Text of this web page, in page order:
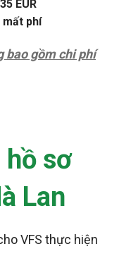
35 EUR
mất phí
bao gồm chi phí
sơ
Lan
VFS thực hiện